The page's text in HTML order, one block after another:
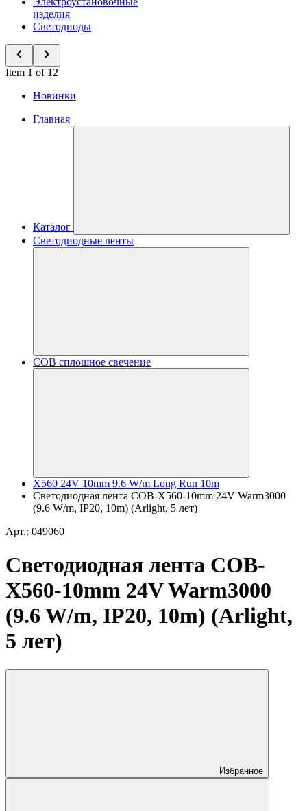
изделия
Светодиоды
Item 1 of 12
Новинки
Главная
Каталог
Светодиодные ленты
COB сплошное свечение
X560 24V 10mm 9.6 W/m Long Run 10m
Светодиодная лента COB-X560-10mm 24V Warm3000
(9.6 W/m, IP20, 10m) (Arlight, 5 лет)
Арт.: 049060
Светодиодная лента COB-
X560-10mm 24V Warm3000
(9.6 W/m, IP20, 10m) (Arlight,
5 лет)
Избранное